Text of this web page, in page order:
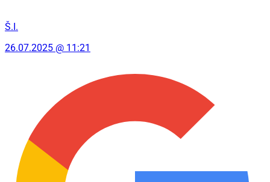
Š.I.
26.07.2025 @ 11:21